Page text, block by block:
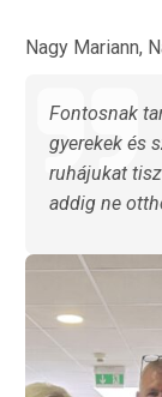
Nagy Mariann,
Fontosnak
gyerekek és
ruhájukat
addig ne